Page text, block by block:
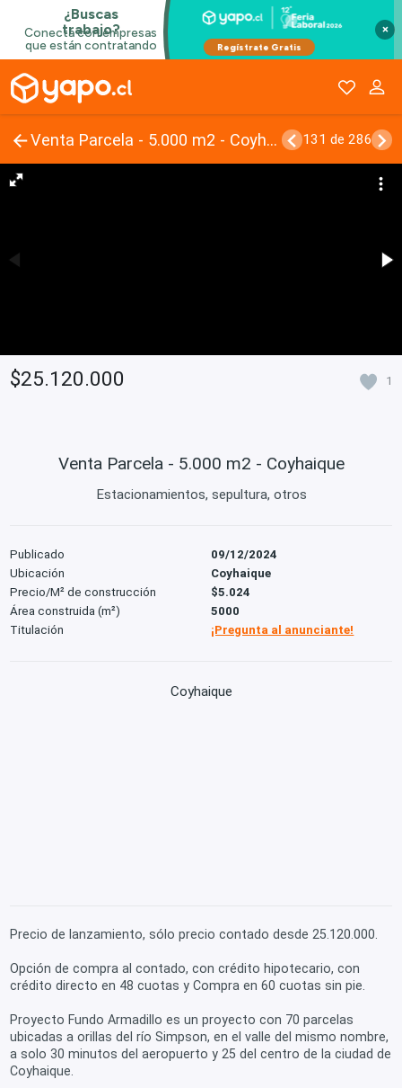
×
Venta Parcela - 5.000 m2 - Coyhaique 131 de 286
$25.120.000 1
Venta Parcela - 5.000 m2 - Coyhaique
Estacionamientos, sepultura, otros
Publicado
09/12/2024
Ubicación
Coyhaique
Precio/M² de construcción
$5.024
Área construida (m²)
5000
Titulación
¡Pregunta al anunciante!
Coyhaique
Precio de lanzamiento, sólo precio contado desde 25.120.000.
Opción de compra al contado, con crédito hipotecario, con
crédito directo en 48 cuotas y Compra en 60 cuotas sin pie.
Proyecto Fundo Armadillo es un proyecto con 70 parcelas
ubicadas a orillas del río Simpson, en el valle del mismo nombre,
a solo 30 minutos del aeropuerto y 25 del centro de la ciudad de
Coyhaique.